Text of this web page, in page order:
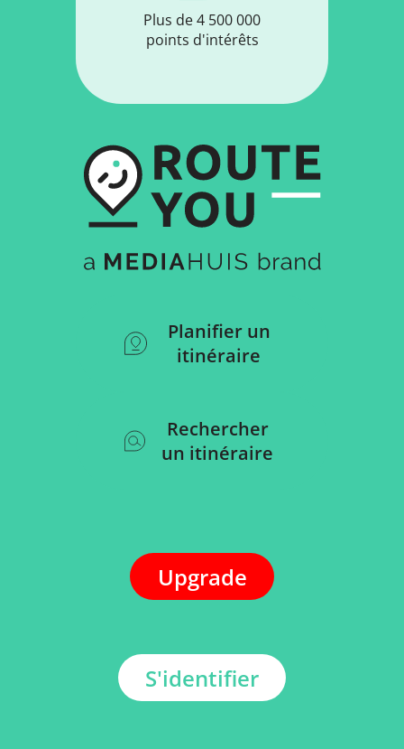
Plus de 4 500 000
points d'intérêts
Planifier un
itinéraire
Rechercher
un itinéraire
Upgrade
S'identifier